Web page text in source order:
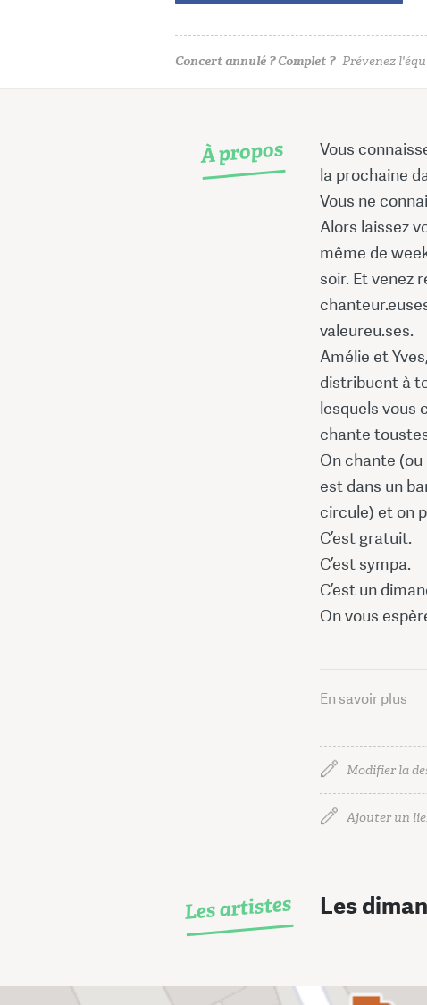
Concert annulé ? Complet ? Prévenez
À propos
Vous
la prochaine
Vous ne
Alors laissez
même de
soir. Et venez
valeureu.ses.
Amélie et
distribuent à
lesquels vous
chante
On chante
est dans un
circule) et on
C’est gratuit.
C’est sympa.
C’est un
On vous
En savoir plus
Modifier la
Ajouter un
Les artistes Les